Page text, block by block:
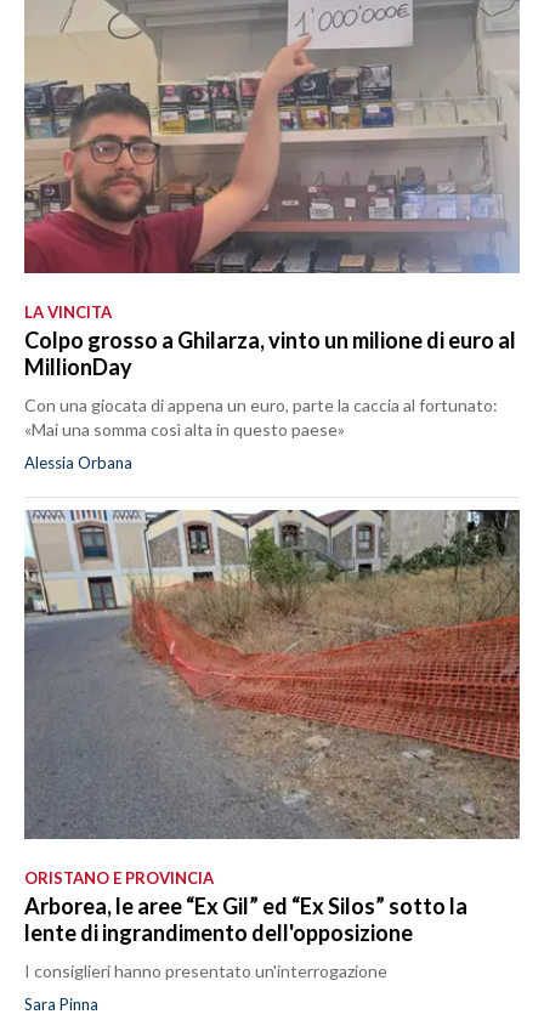
LA VINCITA
Colpo grosso a Ghilarza, vinto un milione di euro al
MillionDay
Con una giocata di appena un euro, parte la caccia al fortunato:
«Mai una somma così alta in questo paese»
Alessia Orbana
ORISTANO E PROVINCIA
Arborea, le aree “Ex Gil” ed “Ex Silos” sotto la
lente di ingrandimento dell'opposizione
I consiglieri hanno presentato un'interrogazione
Sara Pinna